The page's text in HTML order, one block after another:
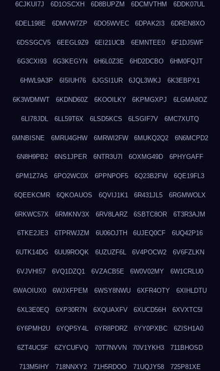
6CJKUI7J 6D1OSCXH 6D8BUPZM 6DCMVTHM 6DDK07UL
6DEL198E 6DMVW7ZP 6DO5WVEC 6DPAK2I3 6DREN8XO
6DSSGCV5 6EEGL9Z9 6EI21UCB 6EMNTEE0 6F1DJ5WF
6G3CXI93 6G3KEGYN 6H6L0Z3E 6HD2DCBO 6HM0FQJT
6HWL9A3P 6I5IUH76 6JGSI1UR 6JQL3WKJ 6K3EBPX1
6K3WDMWT 6KDND60Z 6KOOILKY 6KPMGXPJ 6LGMA8OZ
6LI78JDL 6LL59T6X 6LSD5KCS 6LSGIF7V 6MC7XUTQ
6MNBISNE 6MRU4GHW 6MRWI2FW 6MUKQ2Q2 6N6MCPD2
6N8H9PB2 6NS1JPER 6NTR3U7I 6OXMG49D 6PHYGAFF
6PM1Z7A5 6PO2WC0X 6PPNPOF5 6Q23B2FW 6QE19FL3
6QEEKCMR 6QKOAUOS 6QVIJ1K1 6R431JL5 6RGMWOLX
6RKWC57X 6RMKNV3X 6RV8LARZ 6SBTC8OR 6T3R3AJM
6TKE2JE3 6TPRWJZM 6U06OJTH 6UJEQ0CF 6UQ42P16
6UTK14DG 6UU9ROQK 6UZUZF6L 6V4POCW2 6V6FZLKN
6VJVHI57 6VQ1DZQ1 6VZACB5E 6W0V02MY 6W1CRLU0
6WAOIUX0 6WJXFPEM 6WSY8NWU 6XFR4OTY 6XIHLDTU
6XL3E0EQ 6XP30R7N 6XQUAXFV 6XUCD56H 6XVXTC5I
6Y6PMH2U 6YQP5Y4L 6YR8PDRZ 6YY0PXBC 6ZISH1A0
6ZT4UC5F 6ZYCUFVQ 70T7NVVN 70V1YKH3 711BHOSD
713M5IHY 718NNXY2 71H5RDOO 71UQJY58 725P81XE